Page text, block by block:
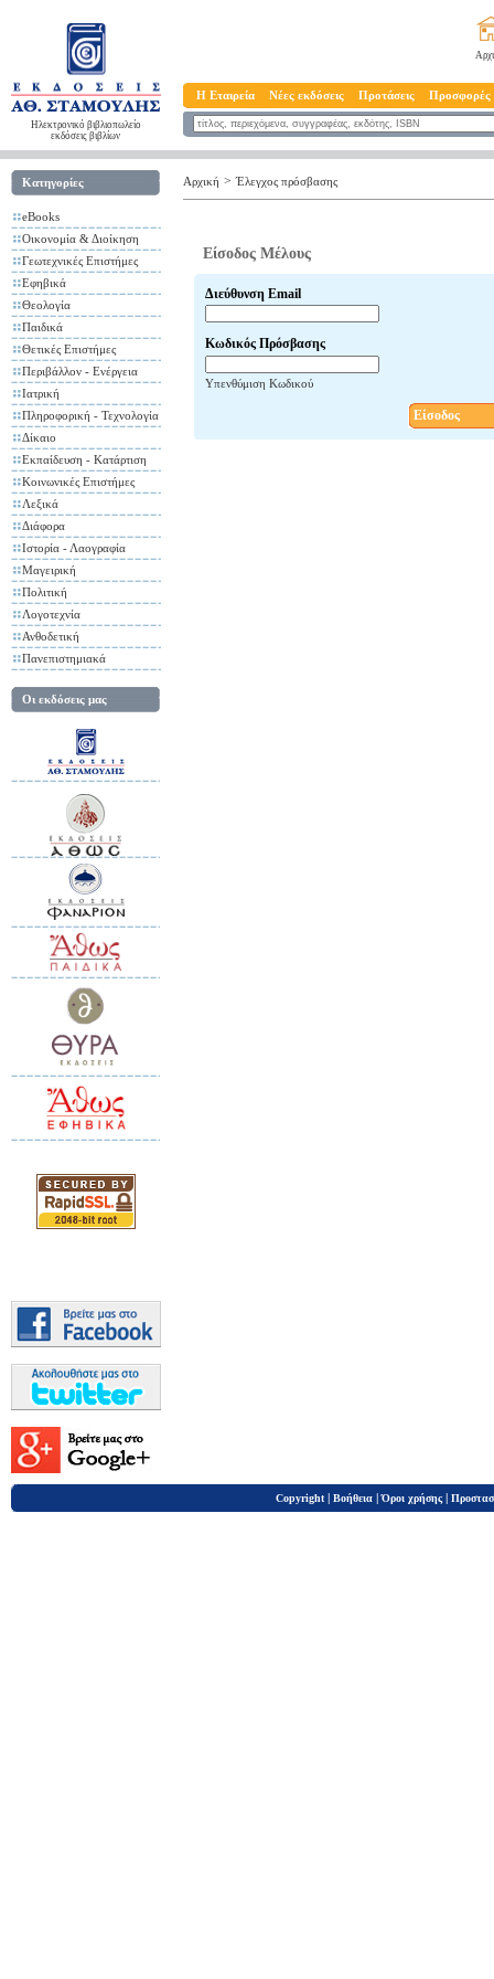
Ηλεκτρονικό βιβλιοπωλείο
εκδόσεις βιβλίων
Η Εταιρεία Νέες εκδόσεις Προτάσεις Προσφορές
Κατηγορίες
eBooks
Οικονομία & Διοίκηση
Γεωτεχνικές Επιστήμες
Εφηβικά
Θεολογία
Παιδικά
Θετικές Επιστήμες
Περιβάλλον - Ενέργεια
Ιατρική
Πληροφορική - Τεχνολογία
Δίκαιο
Εκπαίδευση - Κατάρτιση
Κοινωνικές Επιστήμες
Λεξικά
Διάφορα
Ιστορία - Λαογραφία
Μαγειρική
Πολιτική
Λογοτεχνία
Ανθοδετική
Πανεπιστημιακά
Οι εκδόσεις μας
Αρχική > Έλεγχος πρόσβασης
Είσοδος Μέλους
Διεύθυνση Email
Κωδικός Πρόσβασης
Υπενθύμιση Κωδικού
Είσοδος
Copyright | Βοήθεια |Όροι χρήσης |